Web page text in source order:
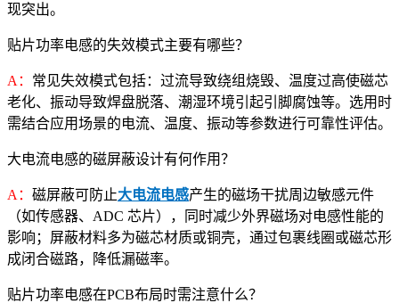
现突出。
贴片功率电感的失效模式主要有哪些？
A： 常见失效模式包括：过流导致绕组烧毁、温度过高使磁芯
老化、振动导致焊盘脱落、潮湿环境引起引脚腐蚀等。选用时
需结合应用场景的电流、温度、振动等参数进行可靠性评估。
大电流电感的磁屏蔽设计有何作用？
A： 磁屏蔽可防止大电流电感产生的磁场干扰周边敏感元件
（如传感器、ADC 芯片），同时减少外界磁场对电感性能的
影响；屏蔽材料多为磁芯材质或铜壳，通过包裹线圈或磁芯形
成闭合磁路，降低漏磁率。
贴片功率电感在PCB布局时需注意什么？